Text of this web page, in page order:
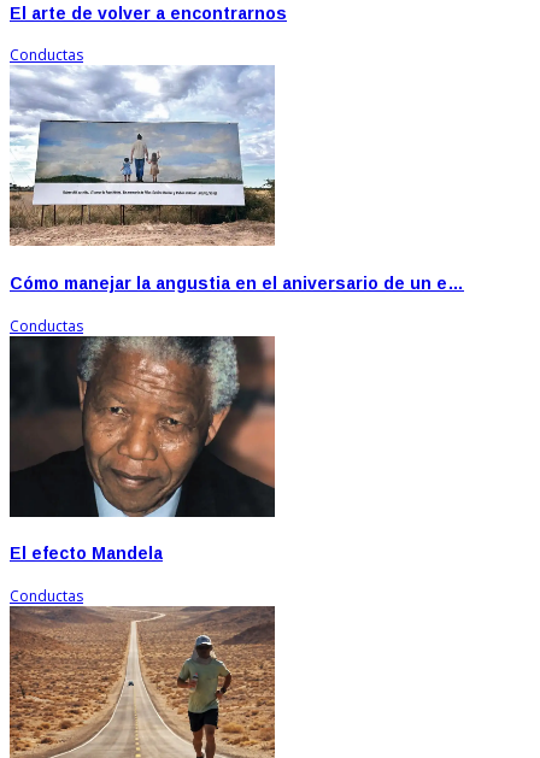
El arte de volver a encontrarnos
Conductas
Cómo manejar la angustia en el aniversario de un e…
Conductas
El efecto Mandela
Conductas